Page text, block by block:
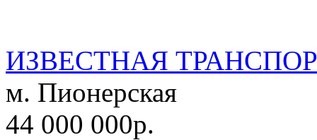
ИЗВЕСТНАЯ
м. Пионерская
44 000 000р.